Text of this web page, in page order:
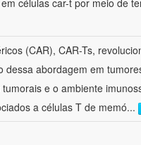
células car-t por meio de
(CAR), CAR-Ts,
abordagem em
e o ambiente
a células T de memó...